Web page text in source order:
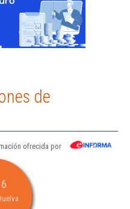
de
ofrecida por